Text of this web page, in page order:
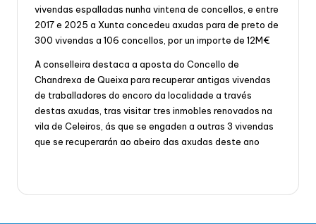
vivendas espalladas nunha vintena de concellos, e entre
2017 e 2025 a Xunta concedeu axudas para de preto de
300 vivendas a 106 concellos, por un importe de 12M€
A conselleira destaca a aposta do Concello de
Chandrexa de Queixa para recuperar antigas vivendas
de traballadores do encoro da localidade a través
destas axudas, tras visitar tres inmobles renovados na
vila de Celeiros, ás que se engaden a outras 3 vivendas
que se recuperarán ao abeiro das axudas deste ano